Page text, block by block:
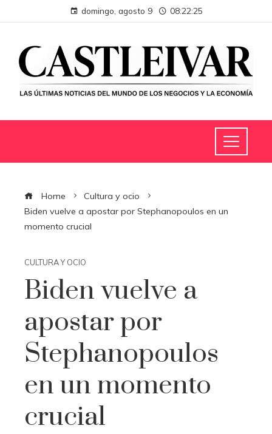
domingo, agosto 9 08:22:26
Home
Cultura y ocio
Biden vuelve a apostar por Stephanopoulos en un
momento crucial
CULTURA Y OCIO
Biden vuelve a
apostar por
Stephanopoulos
en un momento
crucial